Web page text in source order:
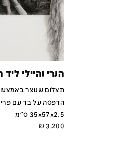
הנרי והיילי
תצלום שנוצר
הדפסה על בד עם
35x57x2.5 ס''מ
3,200
₪